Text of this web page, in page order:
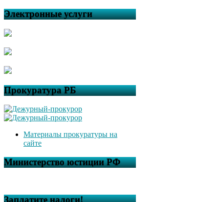
Электронные услуги
Прокуратура РБ
Материалы прокуратуры на
сайте
Министерство юстиции РФ